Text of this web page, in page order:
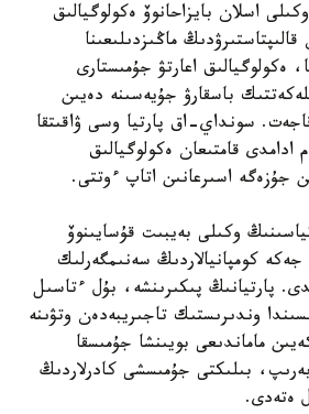
اسلان بايزاحانوۆ ەكولوگيالىق
ماڭىزدىلىعىنا
ەكولوگيالىق اعارتۋ جۇمىستارى
باسقارۋ جۇيەسىنە دەيىن
سونداي-اق پارتيا وسى ۋاقىتقا
استام ادامدى قامتىعان ەكولوگيالىق
جۇزەگە اسىرعانىن اتاپ ءوتتى.
وكىلى بەيبىت قۇسايىنوۆ
كومپانيالاردىڭ سەنىمگەرلىك
پارتيانىڭ پىكىرىنشە، بۇل ءتاسىل
وندىرىستىك تاجىريبەدەن وتۋىنە
ماماندىعى بويىنشا جۇمىسقا
بىلىكتى جۇمىسشى كادرلاردىڭ
ەتەدى.